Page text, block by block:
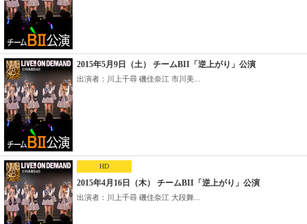
2015年5月9日（土） チームBII「逆上がり」公演
出演者：川上千尋 磯佳奈江 市川美...
HD
2015年4月16日（木） チームBII「逆上がり」公演
出演者：川上千尋 磯佳奈江 大段舞...